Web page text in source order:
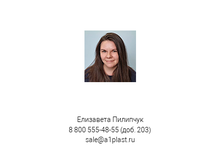
Елизавета Пилипчук
8 800 555-48-55 (доб. 203)
sale@a1plast.ru